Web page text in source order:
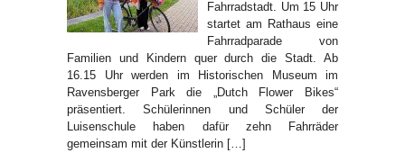
Fahrradstadt. Um 15 Uhr
startet am Rathaus eine
Fahrradparade von
Familien und Kindern quer durch die Stadt. Ab
16.15 Uhr werden im Historischen Museum im
Ravensberger Park die „Dutch Flower Bikes“
präsentiert. Schülerinnen und Schüler der
Luisenschule haben dafür zehn Fahrräder
gemeinsam mit der Künstlerin […]